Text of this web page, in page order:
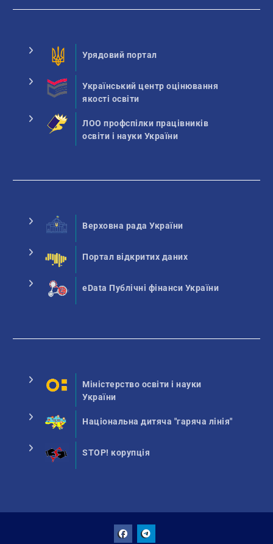
Урядовий портал
Український центр оцінювання
якості освіти
ЛОО профспілки працівників
освіти і науки України
Верховна рада України
Портал відкритих даних
eData Публічні фінанси України
Міністерство освіти і науки
України
Національна дитяча "гаряча лінія"
STOP! корупція